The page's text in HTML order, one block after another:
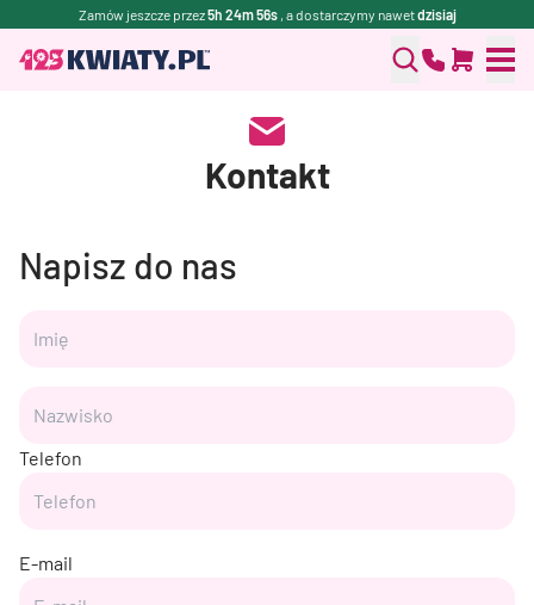
Zamów jeszcze przez5h 24m 55s , a dostarczymy nawetdzisiaj
Kontakt
Napisz do nas
Telefon
E-mail